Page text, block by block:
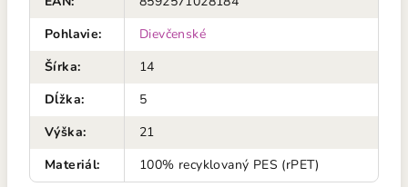
Pohlavie:
Dievčenské
Šírka:
14
Dĺžka:
5
Výška:
21
Materiál: 100% recyklovaný PES (rPET)